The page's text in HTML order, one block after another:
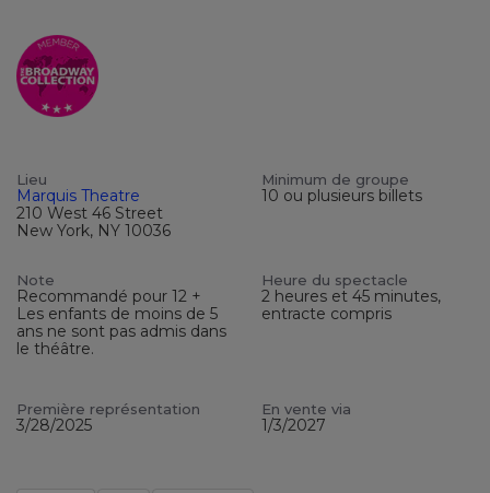
Lieu
Marquis Theatre
210 West 46 Street
New York, NY 10036
Minimum de groupe
10 ou plusieurs billets
Note
Recommandé pour 12 +
Les enfants de moins de 5
ans ne sont pas admis dans
le théâtre.
Heure du spectacle
2 heures et 45 minutes,
entracte compris
Première représentation
3/28/2025
En vente via
1/3/2027